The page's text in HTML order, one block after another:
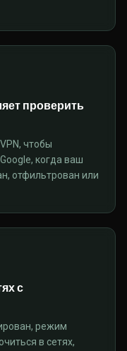
проверить
чтобы
когда ваш
отфильтрован или
с
режим
в сетях,